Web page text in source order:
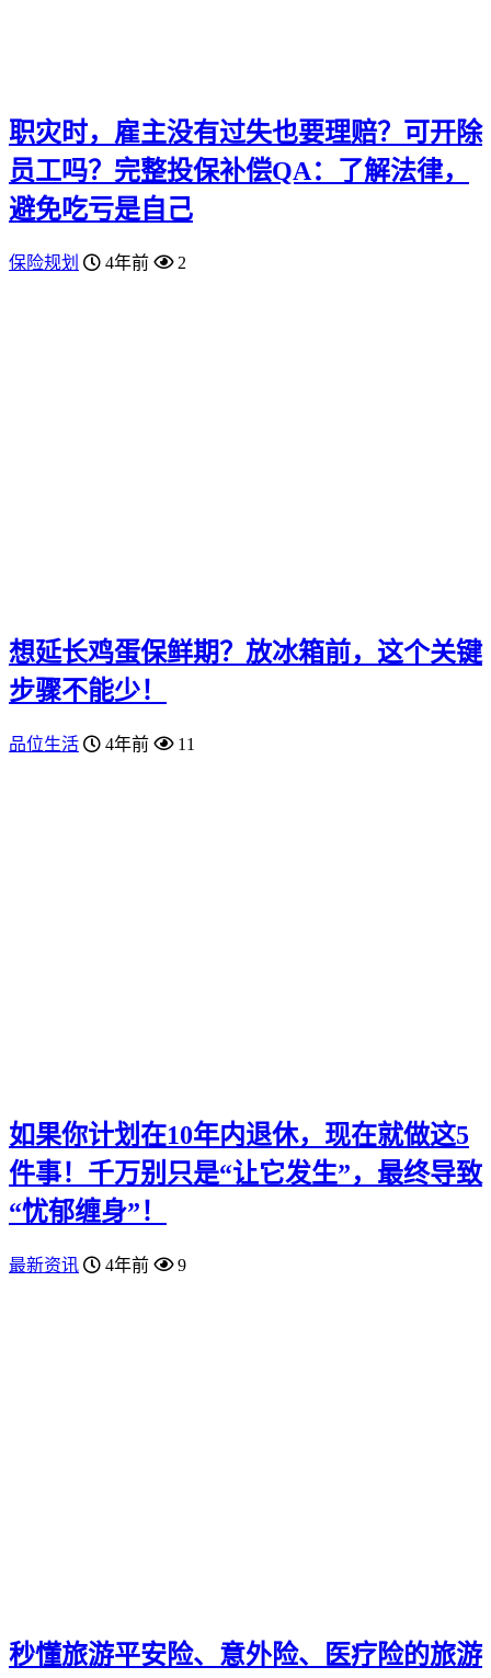
职灾时，雇主没有过失也要理赔？可开除
员工吗？完整投保补偿QA：了解法律，
避免吃亏是自己
保险规划 4年前 2
想延长鸡蛋保鲜期？放冰箱前，这个关键
步骤不能少！
品位生活 4年前 11
如果你计划在10年内退休，现在就做这5
件事！千万别只是“让它发生”，最终导致
“忧郁缠身”！
最新资讯 4年前 9
秒懂旅游平安险、意外险、医疗险的旅游